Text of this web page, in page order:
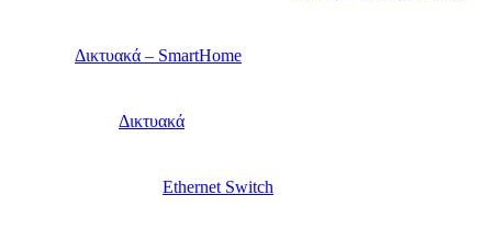
Δικτυακά – SmartHome
Δικτυακά
Ethernet Switch